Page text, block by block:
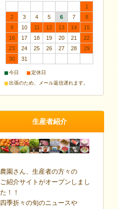
1
2
3 4 5 6 7
8
9
10 11 12 13 14
15
16
17 18 19 20 21
22
23
24 25 26 27 28
29
30
31
■今日 ■定休日
■出張のため、メール返信遅れます。
生産者紹介
農園さん、生産者の方々の
ご紹介サイトがオープンしまし
た！！
四季折々の旬のニュースや